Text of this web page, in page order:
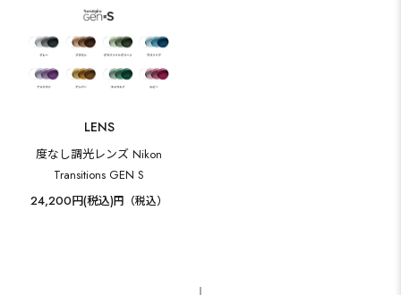
LENS
度なし調光レンズ Nikon
Transitions GEN S
24,200円(税込)円（税込）